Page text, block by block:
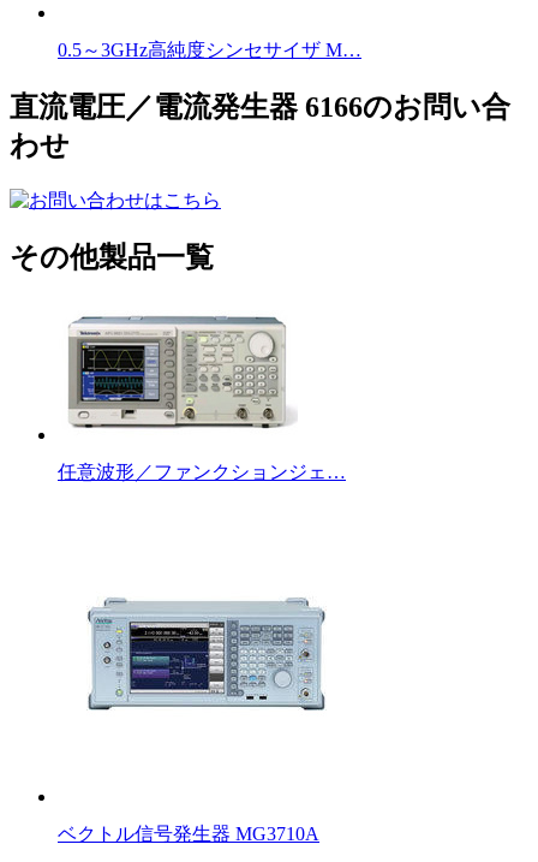
0.5～3GHz高純度シンセサイザ M…
直流電圧／電流発生器 6166のお問い合
わせ
その他製品一覧
任意波形／ファンクションジェ…
ベクトル信号発生器 MG3710A